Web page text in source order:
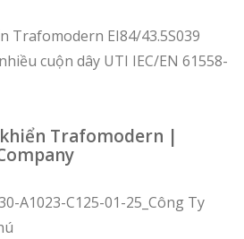
Trafomodern EI84/43.5S039
cuộn dây UTI IEC/EN 61558-
Trafomodern |
A1023-C125-01-25_Công Ty